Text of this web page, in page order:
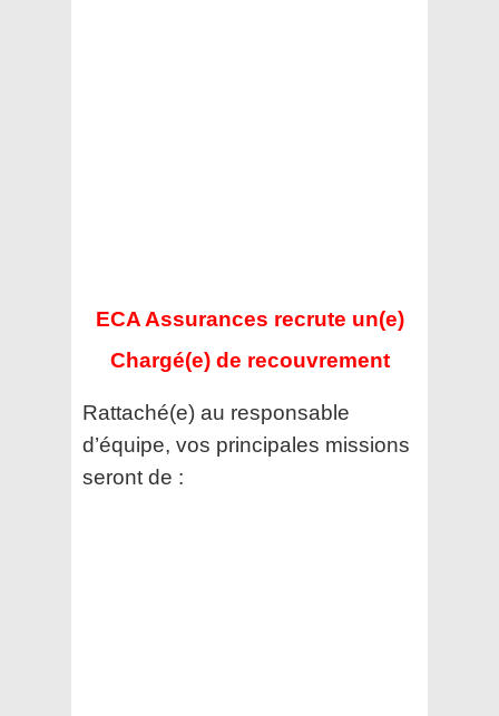
ECA Assurances recrute un(e)
Chargé(e) de recouvrement
Rattaché(e) au responsable
d’équipe, vos principales missions
seront de :